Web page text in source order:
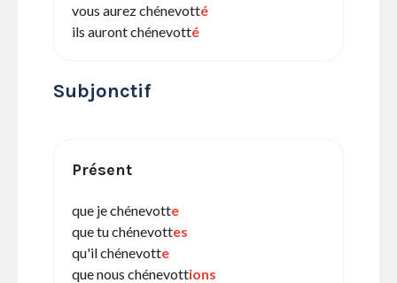
vous aurez chénevotté
ils auront chénevotté
Subjonctif
Présent
que je chénevotte
que tu chénevottes
qu'il chénevotte
que nous chénevottions